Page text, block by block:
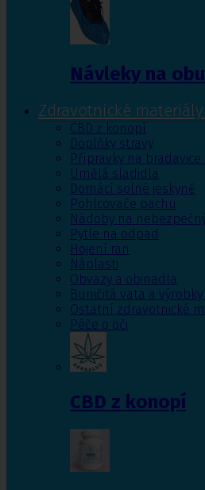
Návleky na
Zdravotnické
CBD z konopí
Doplňky stravy
Přípravky na bradavice
Umělá sladidla
Domácí solné jeskyně
Pohlcovače pachu
Nádoby na
Pytle na odpad
Hojení ran
Náplasti
Obvazy a obinadla
Buničitá vata a
Ostatní zdravotnické
Péče o oči
CBD z konopí